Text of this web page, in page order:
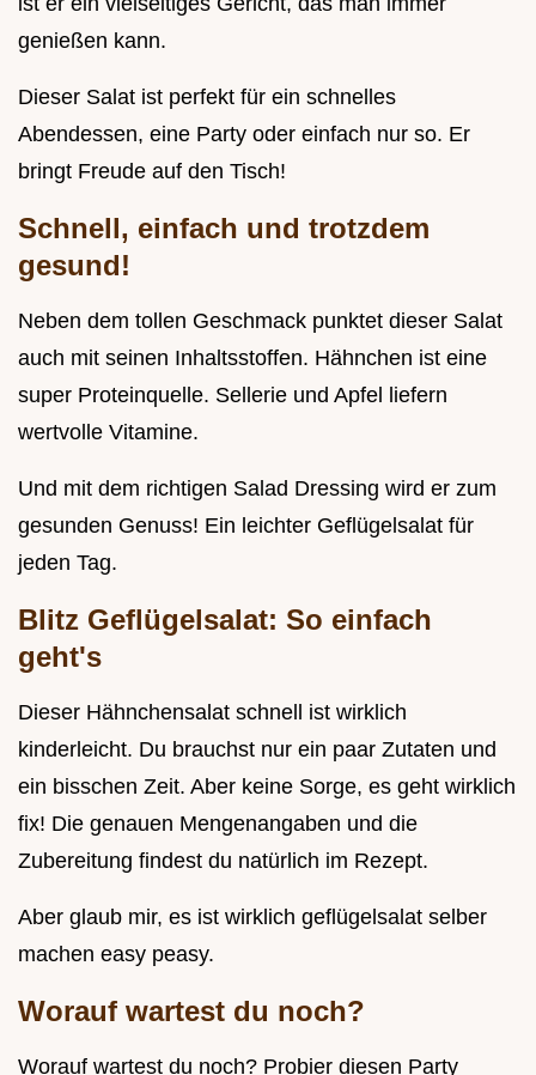
genießen kann.
Dieser Salat ist perfekt für ein schnelles
Abendessen, eine Party oder einfach nur so. Er
bringt Freude auf den Tisch!
Schnell, einfach und trotzdem
gesund!
Neben dem tollen Geschmack punktet dieser Salat
auch mit seinen Inhaltsstoffen. Hähnchen ist eine
super Proteinquelle. Sellerie und Apfel liefern
wertvolle Vitamine.
Und mit dem richtigen Salad Dressing wird er zum
gesunden Genuss! Ein leichter Geflügelsalat für
jeden Tag.
Blitz Geflügelsalat: So einfach
geht's
Dieser Hähnchensalat schnell ist wirklich
kinderleicht. Du brauchst nur ein paar Zutaten und
ein bisschen Zeit. Aber keine Sorge, es geht wirklich
fix! Die genauen Mengenangaben und die
Zubereitung findest du natürlich im Rezept.
Aber glaub mir, es ist wirklich geflügelsalat selber
machen easy peasy.
Worauf wartest du noch?
Worauf wartest du noch? Probier diesen Party